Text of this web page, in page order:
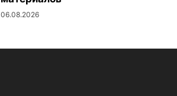
06.08.2026